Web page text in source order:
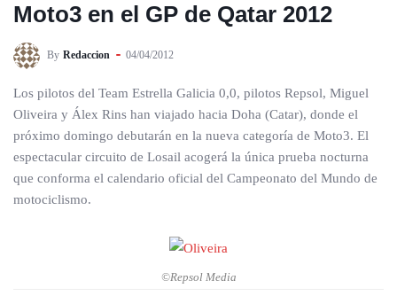
Moto3 en el GP de Qatar 2012
By Redaccion 04/04/2012
Los pilotos del Team Estrella Galicia 0,0, pilotos Repsol, Miguel
Oliveira y Álex Rins han viajado hacia Doha (Catar), donde el
próximo domingo debutarán en la nueva categoría de Moto3. El
espectacular circuito de Losail acogerá la única prueba nocturna
que conforma el calendario oficial del Campeonato del Mundo de
motociclismo.
©Repsol Media